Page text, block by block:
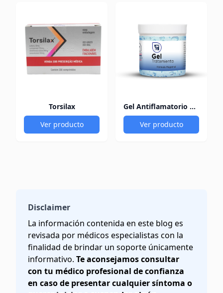
Torsilax
Ver producto
Gel Antiflamatorio 60Gr
Ver producto
Disclaimer
La información contenida en este blog es
revisada por médicos especialistas con la
finalidad de brindar un soporte únicamente
informativo. Te aconsejamos consultar
con tu médico profesional de confianza
en caso de presentar cualquier síntoma o